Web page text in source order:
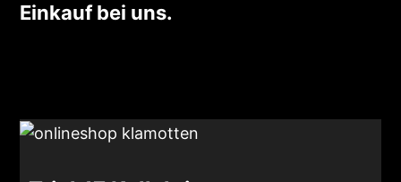
Einkauf bei uns.